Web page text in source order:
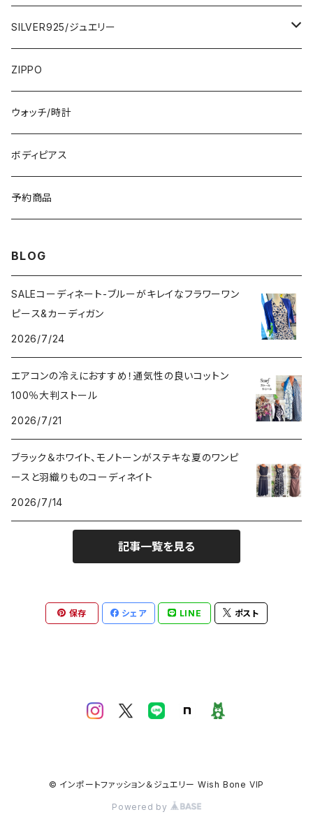
5000円
7000円
ひざ・ミディ
カーディガン
イタリア製ジャケット
スカート・パンツ
小さめスカーフ
コットンストール・スカーフ
冬物・マフラー
SILVER925/ジュエリー
指輪・リング
ネックレス・ペンダントトップ
ピアス・イヤリング
ブレスレット・バングル
ZIPPO
ウォッチ/時計
ボディピアス
予約商品
BLOG
SALEコーディネート-ブルーがキレイなフラワーワン
ピース&カーディガン
2026/7/24
エアコンの冷えにおすすめ！通気性の良いコットン
100％大判ストール
2026/7/21
ブラック＆ホワイト、モノトーンがステキな夏のワンピ
ースと羽織りものコーディネイト
2026/7/14
記事一覧を見る
保存 シェア LINE ポスト
© インポートファッション＆ジュエリー Wish Bone VIP
Powered by